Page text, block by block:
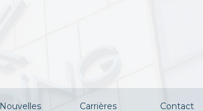
Nouvelles Carrières Contact